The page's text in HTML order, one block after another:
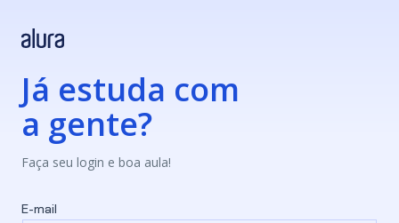
Já estuda com
a gente?
Faça seu login e boa aula!
E-mail